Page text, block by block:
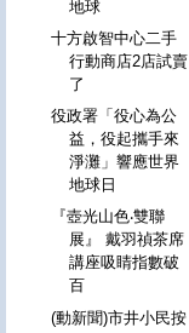
地球
十方啟智中心二手
行動商店2店試賣
了
役政署「役心為公
益，役起攜手來
淨灘」響應世界
地球日
『壺光山色‧雙聯
展』 戴羽禎茶席
講座吸睛指數破
百
(動新聞)市井小民按